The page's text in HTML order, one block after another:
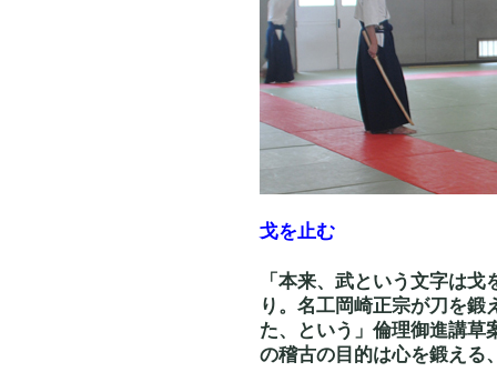
戈を止む
「本来、武という文字は
り。名工岡崎正宗が刀を鍛
た、という」倫理御進講草
の稽古の目的は心を鍛える